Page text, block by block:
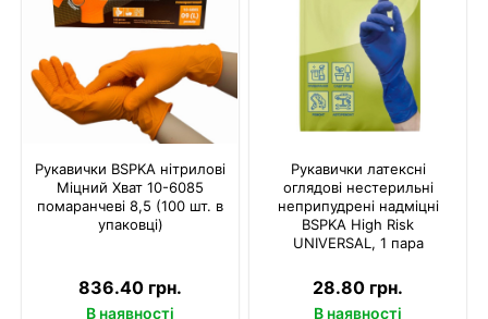
Рукавички BSPKA нітрилові
Міцний Хват 10-6085
помаранчеві 8,5 (100 шт. в
упаковці)
836.40 грн.
В наявності
Рукавички латексні
оглядові нестерильні
неприпудрені надміцні
BSPKA Hіgh Risk
UNIVERSAL, 1 пара
28.80 грн.
В наявності